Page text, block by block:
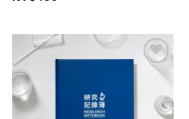
加入
望輕
單」